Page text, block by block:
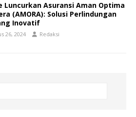
Luncurkan Asuransi Aman Optima
(AMORA): Solusi Perlindungan
Inovatif
26, 2024 Redaksi